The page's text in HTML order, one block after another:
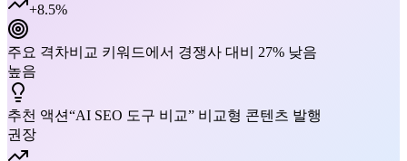
+8.5%
주요 격차비교 키워드에서 경쟁사 대비 27% 낮음
높음
추천 액션“AI SEO 도구 비교” 비교형 콘텐츠 발행
권장